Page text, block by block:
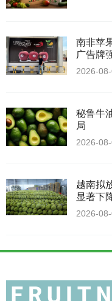
南非苹
广告牌
2026-
秘鲁牛油果出
局
2026-
越南拟放宽
显著下
2026-